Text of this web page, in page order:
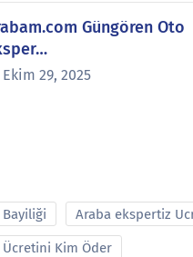
Güngören Oto
Ekim 29, 2025
Araba ekspertiz
Kim Öder